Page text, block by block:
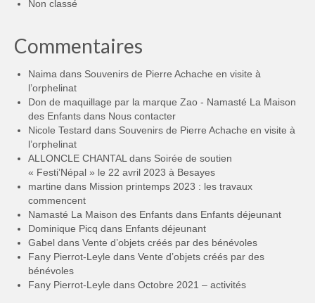
Non classé
Commentaires
Naima dans Souvenirs de Pierre Achache en visite à
l’orphelinat
Don de maquillage par la marque Zao - Namasté La Maison
des Enfants dans Nous contacter
Nicole Testard dans Souvenirs de Pierre Achache en visite à
l’orphelinat
ALLONCLE CHANTAL dans Soirée de soutien
« Festi’Népal » le 22 avril 2023 à Besayes
martine dans Mission printemps 2023 : les travaux
commencent
Namasté La Maison des Enfants dans Enfants déjeunant
Dominique Picq dans Enfants déjeunant
Gabel dans Vente d’objets créés par des bénévoles
Fany Pierrot-Leyle dans Vente d’objets créés par des
bénévoles
Fany Pierrot-Leyle dans Octobre 2021 – activités